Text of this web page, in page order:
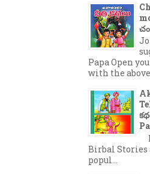
Papa Open
with the
Birbal Stories
popul...